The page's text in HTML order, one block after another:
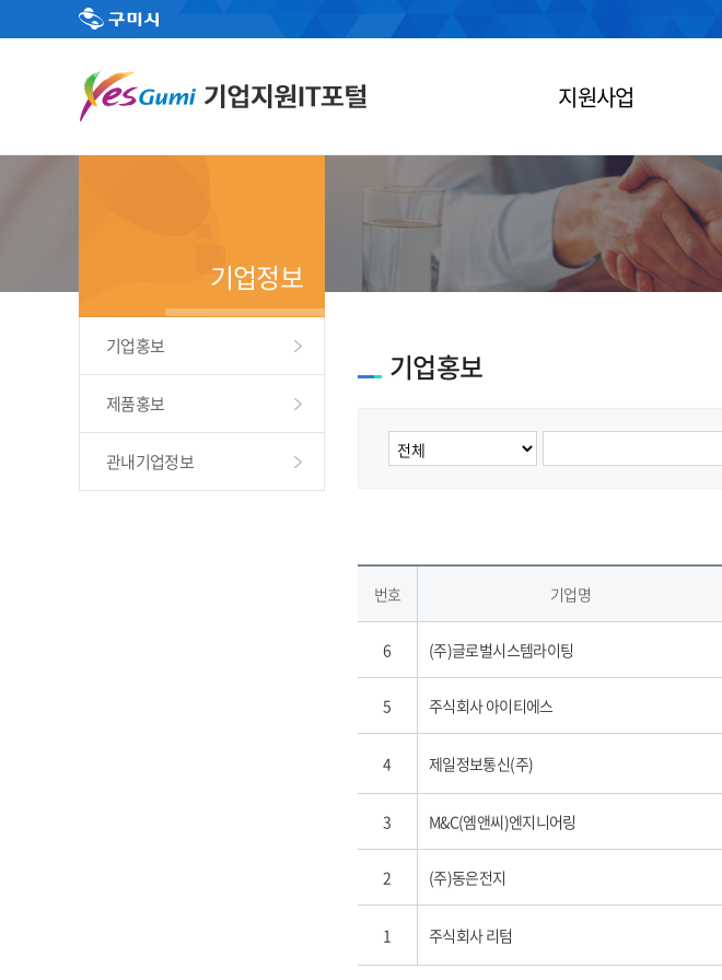
지원사업
기업정보
기업홍보
제품홍보
관내기업정보
기업홍보
번호 기업명
6 (주)글로벌시스템라이팅
5 주식회사 아이티에스
4 제일정보통신(주)
3 M&C(엠앤씨)엔지니어링
2 (주)동은전지
1 주식회사 리텀